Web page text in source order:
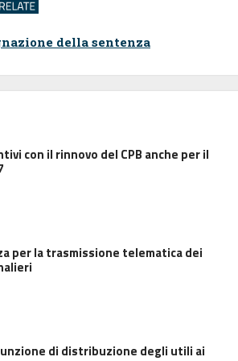
della sentenza
con il rinnovo del CPB anche per il
per la trasmissione telematica dei
di distribuzione degli utili ai